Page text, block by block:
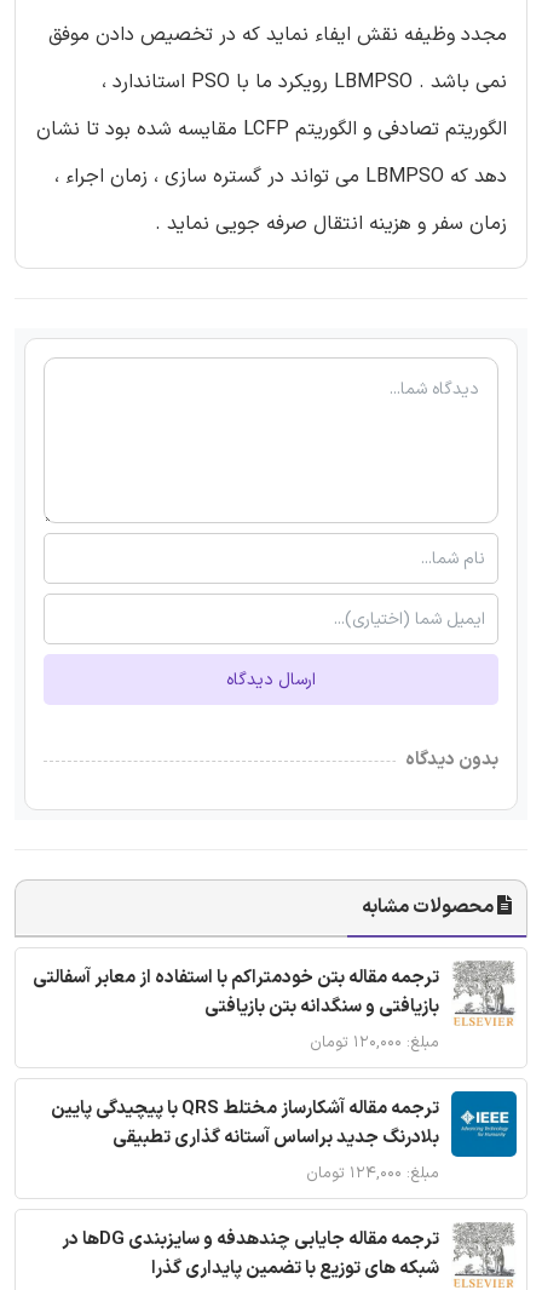
مجدد وظیفه نقش ایفاء نماید که در تخصیص دادن موفق
نمی باشد . LBMPSO رویکرد ما با PSO استاندارد ،
الگوریتم تصادفی و الگوریتم LCFP مقایسه شده بود تا نشان
دهد که LBMPSO می تواند در گستره سازی ، زمان اجراء ،
زمان سفر و هزینه انتقال صرفه جویی نماید .
ارسال دیدگاه
بدون دیدگاه
محصولات مشابه
ترجمه مقاله بتن خودمتراکم با استفاده از معابر آسفالتی
بازیافتی و سنگدانه بتن بازیافتی
مبلغ: ۱۲۰,۰۰۰ تومان
ترجمه مقاله آشکارساز مختلط QRS با پیچیدگی پایین
بلادرنگ جدید براساس آستانه گذاری تطبیقی
مبلغ: ۱۲۴,۰۰۰ تومان
ترجمه مقاله جایابی چندهدفه و سایزبندی DGها در
شبکه های توزیع با تضمین پایداری گذرا